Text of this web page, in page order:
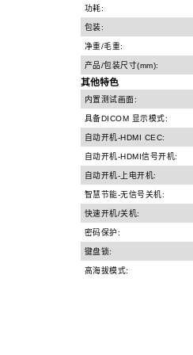
功耗:
包装:
净重/毛重:
产品/包装尺寸(mm):
其他特色
内置测试画面:
具备DICOM 显示模式:
自动开机-HDMI CEC:
自动开机-HDMI信号开机:
自动开机-上电开机:
智慧节能-无信号关机:
快速开机/关机:
密码保护:
键盘锁:
高海拔模式: